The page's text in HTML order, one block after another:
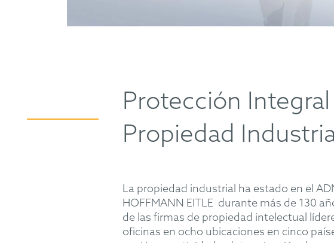
Protección
Propiedad
La propiedad industrial ha estado en el
HOFFMANN EITLE durante más de 130
de las firmas de propiedad intelectual
oficinas en ocho ubicaciones en cinco